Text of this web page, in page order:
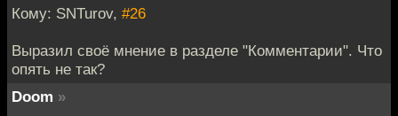
Кому: SNTurov, #26
Выразил своё мнение в разделе "Комментарии". Что
опять не так?
Doom »